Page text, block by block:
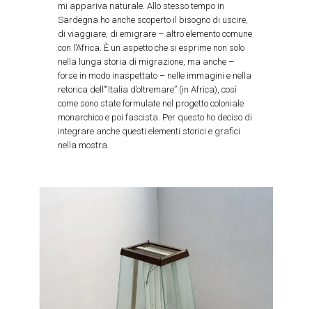
mi appariva naturale. Allo stesso tempo in
Sardegna ho anche scoperto il bisogno di uscire,
di viaggiare, di emigrare – altro elemento comune
con l’Africa. È un aspetto che si esprime non solo
nella lunga storia di migrazione, ma anche –
forse in modo inaspettato – nelle immagini e nella
retorica dell’“Italia d’oltremare” (in Africa), così
come sono state formulate nel progetto coloniale
monarchico e poi fascista. Per questo ho deciso di
integrare anche questi elementi storici e grafici
nella mostra.